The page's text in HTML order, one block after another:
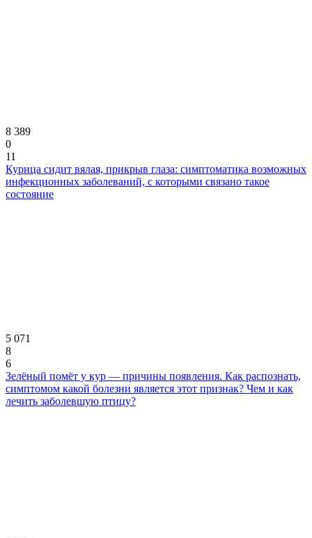
8 389
0
11
Курица сидит вялая, прикрыв глаза: симптоматика возможных
инфекционных заболеваний, с которыми связано такое
состояние
5 071
8
6
Зелёный помёт у кур — причины появления. Как распознать,
симптомом какой болезни является этот признак? Чем и как
лечить заболевшую птицу?